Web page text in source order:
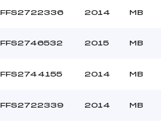
FFS2722336 2014 MB
FFS2746532 2015 MB
FFS2744155 2014 MB
FFS2722339 2014 MB